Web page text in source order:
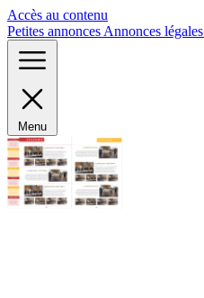
Accès au contenu
Petites annonces Annonces légales
Menu
Panneau de gestion des cookies